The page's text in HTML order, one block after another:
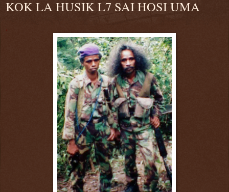
KOK LA HUSIK L7 SAI HOSI UMA
.